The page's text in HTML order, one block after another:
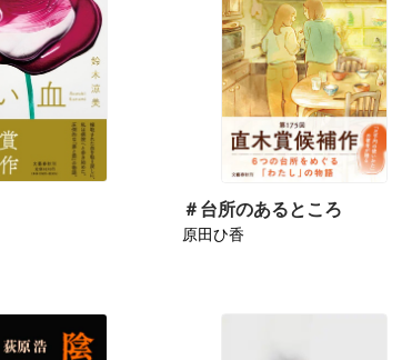
＃台所のあるところ
原田ひ香